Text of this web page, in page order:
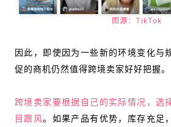
图源：TikTok
因此， 即使因为一些新的环境变化与
促的商机仍然值得跨境卖家好好把握。
跨境卖家要根据自己的实际情况，选
目跟风。 如果产品有优势，库存充足